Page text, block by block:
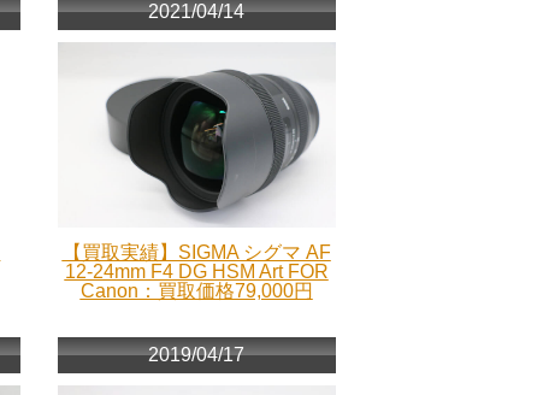
2021/04/14
【買取実績】SIGMA シグマ AF
12-24mm F4 DG HSM Art FOR
Canon：買取価格79,000円
2019/04/17